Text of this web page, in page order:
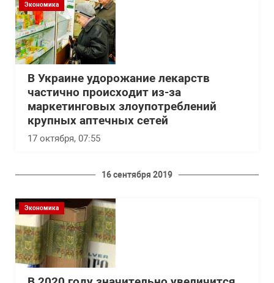
Экономика
В Украине удорожание лекарств
частично происходит из-за
маркетинговых злоупотреблений
крупных аптечных сетей
17 октября, 07:55
16 сентября 2019
Экономика